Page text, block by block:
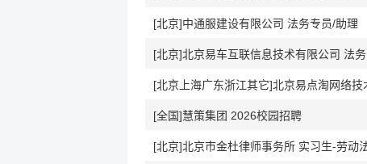
[北京]中通服建设有限公司 法务专员/助理
[北京]北京易车互联信息技术有限公司 法
[北京上海广东浙江其它]北京易点淘网络
[全国]慧策集团 2026校园招聘
[北京]北京市金杜律师事务所 实习生-劳动